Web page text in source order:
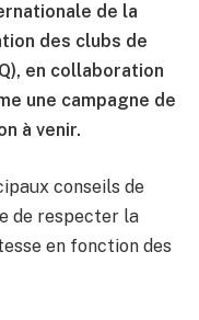
de la
des clubs de
en collaboration
une campagne de
à venir.
conseils de
de respecter la
en fonction des